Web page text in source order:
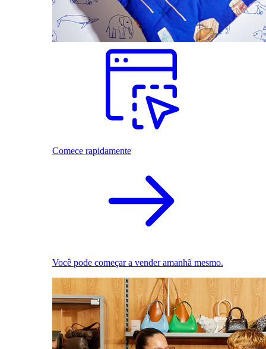
Comece rapidamente
Você pode começar a vender amanhã mesmo.